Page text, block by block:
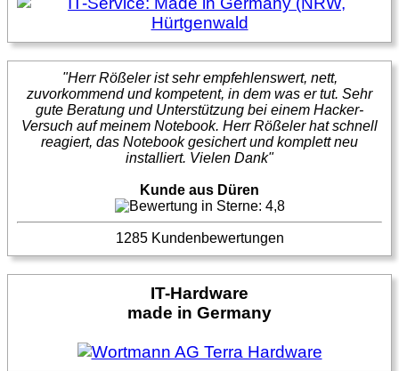
"Herr Rößeler ist sehr empfehlenswert, nett,
zuvorkommend und kompetent, in dem was er tut. Sehr
gute Beratung und Unterstützung bei einem Hacker-
Versuch auf meinem Notebook. Herr Rößeler hat schnell
reagiert, das Notebook gesichert und komplett neu
installiert. Vielen Dank"
Kunde aus Düren
1285 Kundenbewertungen
IT-Hardware
made in Germany